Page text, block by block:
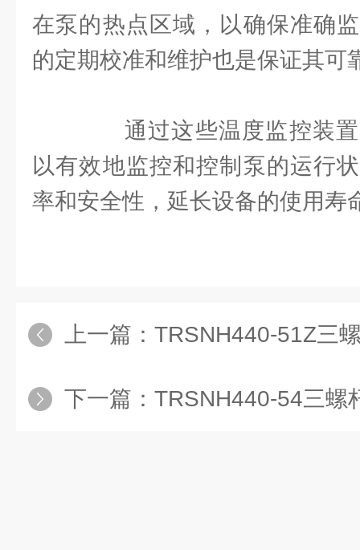
在泵的热点区域，以确保准确
的定期校准和维护也是保证其可
通过这些温度监控装置
以有效地监控和控制泵的运行
率和安全性，延长设备的使用寿
上一篇： TRSNH440-51Z三
下一篇： TRSNH440-54三螺杆